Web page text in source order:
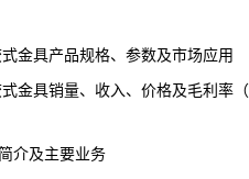
产品规格、参数及市场应用
销量、收入、价格及毛利率（
及主要业务